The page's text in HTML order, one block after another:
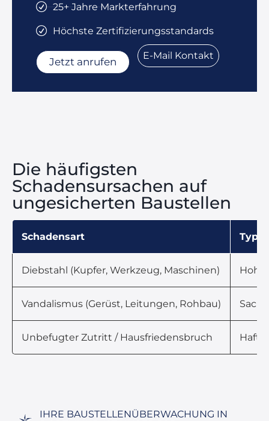
25+ Jahre Markterfahrung
Höchste Zertifizierungsstandards
Jetzt anrufen
E-Mail Kontakt
Die häufigsten
Schadensursachen auf
ungesicherten Baustellen
Schadensart
Diebstahl (Kupfer, Werkzeug, Maschinen)
Vandalismus (Gerüst, Leitungen, Rohbau)
Unbefugter Zutritt / Hausfriedensbruch
IHRE BAUSTELLENÜBERWACHUNG IN